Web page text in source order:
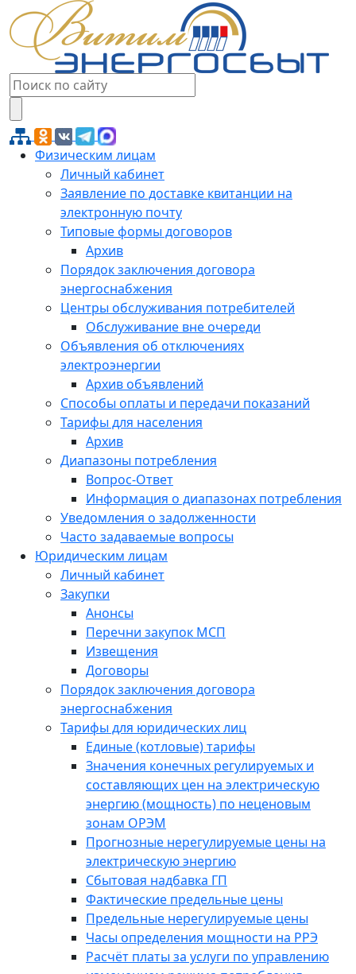
Физическим лицам
Личный кабинет
Заявление по доставке квитанции на
электронную почту
Типовые формы договоров
Архив
Порядок заключения договора
энергоснабжения
Центры обслуживания потребителей
Обслуживание вне очереди
Объявления об отключениях
электроэнергии
Архив объявлений
Способы оплаты и передачи показаний
Тарифы для населения
Архив
Диапазоны потребления
Вопрос-Ответ
Информация о диапазонах потребления
Уведомления о задолженности
Часто задаваемые вопросы
Юридическим лицам
Личный кабинет
Закупки
Анонсы
Перечни закупок МСП
Извещения
Договоры
Порядок заключения договора
энергоснабжения
Тарифы для юридических лиц
Единые (котловые) тарифы
Значения конечных регулируемых и
составляющих цен на электрическую
энергию (мощность) по неценовым
зонам ОРЭМ
Прогнозные нерегулируемые цены на
электрическую энергию
Сбытовая надбавка ГП
Фактические предельные цены
Предельные нерегулируемые цены
Часы определения мощности на РРЭ
Расчёт платы за услуги по управлению